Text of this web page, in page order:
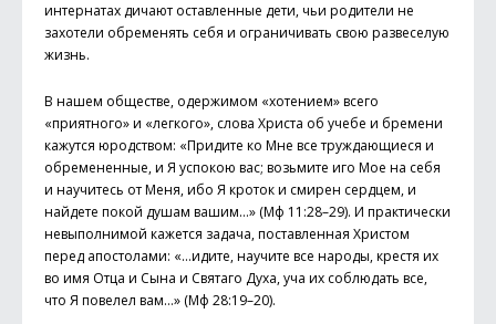
интернатах дичают оставленные дети, чьи родители не
захотели обременять себя и ограничивать свою развеселую
жизнь.
В нашем обществе, одержимом «хотением» всего
«приятного» и «легкого», слова Христа об учебе и бремени
кажутся юродством: «Придите ко Мне все труждающиеся и
обремененные, и Я успокою вас; возьмите иго Мое на себя
и научитесь от Меня, ибо Я кроток и смирен сердцем, и
найдете покой душам вашим…» (Мф 11:28–29). И практически
невыполнимой кажется задача, поставленная Христом
перед апостолами: «…идите, научите все народы, крестя их
во имя Отца и Сына и Святаго Духа, уча их соблюдать все,
что Я повелел вам…» (Мф 28:19–20).